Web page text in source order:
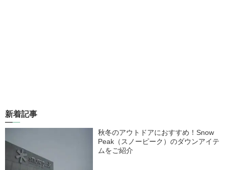
新着記事
秋冬のアウトドアにおすすめ！Snow
Peak（スノーピーク）のダウンアイテ
ムをご紹介